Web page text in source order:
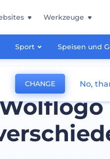
Sport Speisen und
Werkzeuge
CHANGE No,